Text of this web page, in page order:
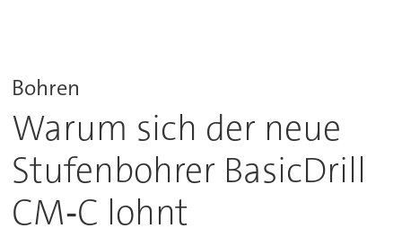
Bohren
Warum sich der neue
Stufenbohrer BasicDrill
CM‑C lohnt